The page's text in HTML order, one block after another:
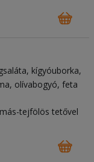
kígyóuborka
olívabogyó feta
tejfölös tetővel